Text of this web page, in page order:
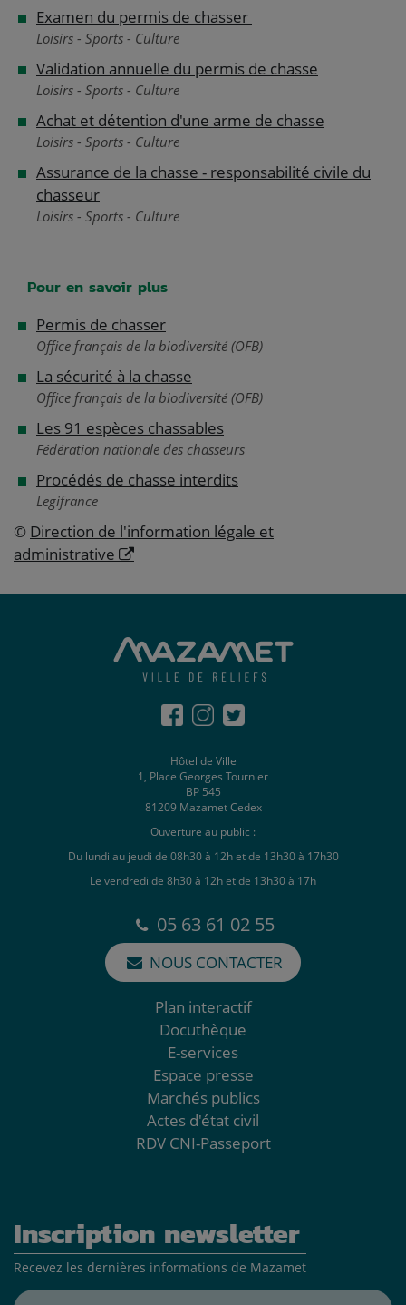
Examen du permis de chasser
Loisirs - Sports - Culture
Validation annuelle du permis de chasse
Loisirs - Sports - Culture
Achat et détention d'une arme de chasse
Loisirs - Sports - Culture
Assurance de la chasse - responsabilité civile du
chasseur
Loisirs - Sports - Culture
Pour en savoir plus
Permis de chasser
Office français de la biodiversité (OFB)
La sécurité à la chasse
Office français de la biodiversité (OFB)
Les 91 espèces chassables
Fédération nationale des chasseurs
Procédés de chasse interdits
Legifrance
© Direction de l'information légale et
administrative
Hôtel de Ville
1, Place Georges Tournier
BP 545
81209 Mazamet Cedex
Ouverture au public :
Du lundi au jeudi de 08h30 à 12h et de 13h30 à 17h30
Le vendredi de 8h30 à 12h et de 13h30 à 17h
05 63 61 02 55
NOUS CONTACTER
Plan interactif
Docuthèque
E-services
Espace presse
Marchés publics
Actes d'état civil
RDV CNI-Passeport
Inscription newsletter
Recevez les dernières informations de Mazamet
Adresse mail*